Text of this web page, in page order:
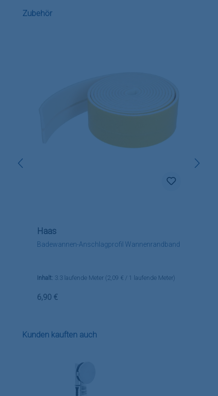
Produktgalerie überspringen
Zubehör
Badewannen-Anschlagprofil Wannenrandband
Haas
Inhalt: 3.3 laufende Meter (2,09 € / 1 laufende Meter)
Regulärer Preis:
6,90 €
Produktgalerie überspringen
Kunden kauften auch